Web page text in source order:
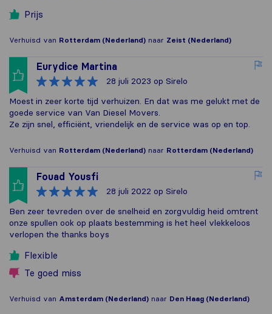
Prijs
Verhuisd van Rotterdam (Nederland) naar Zeist (Nederland)
Eurydice Martina
28 juli 2023 op Sirelo
Moest in zeer korte tijd verhuizen. En dat was me gelukt met de
goede service van Van Diesel Movers.
Ze zijn snel, efficiënt, vriendelijk en de service was op en top.
Verhuisd van Rotterdam (Nederland) naar Rotterdam (Nederland)
Fouad Yousfi
28 juli 2022 op Sirelo
Ben zeer tevreden over de snelheid en zorgvuldig heid omtrent
onze spullen ook op plaats bestemming is het heel vlekkeloos
verlopen the thanks boys
Flexible
Te goed miss
Verhuisd van Amsterdam (Nederland) naar Den Haag (Nederland)